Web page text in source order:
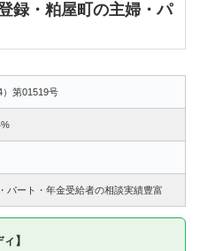
録・粕屋町の主婦・パ
第01519号
パート・年金受給者の相談実績豊富
】